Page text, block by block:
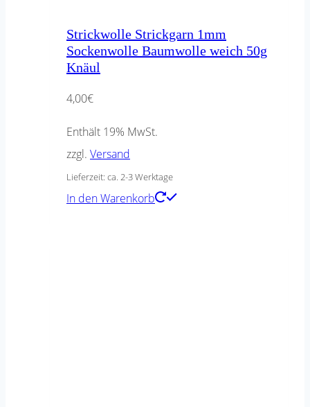
Strickwolle Strickgarn 1mm
Sockenwolle Baumwolle weich 50g
Knäul
4,00€
Enthält 19% MwSt.
zzgl. Versand
Lieferzeit: ca. 2-3 Werktage
In den Warenkorb